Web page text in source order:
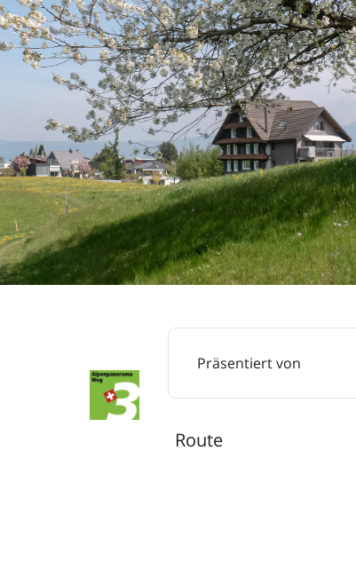
Präsentiert von
Route